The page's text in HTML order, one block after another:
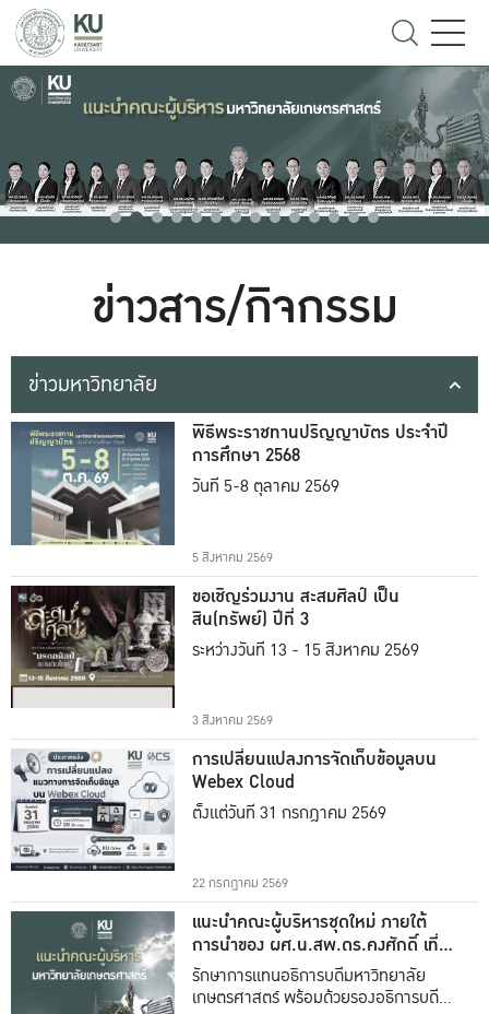
ข่าวสาร/กิจกรรม
ข่าวมหาวิทยาลัย
พิธีพระราชทานปริญญาบัตร ประจำปี
การศึกษา 2568
วันที่ 5-8 ตุลาคม 2569
5 สิงหาคม 2569
ขอเชิญร่วมงาน สะสมศิลป์ เป็น
สิน(ทรัพย์) ปีที่ 3
ระหว่างวันที่ 13 - 15 สิงหาคม 2569
3 สิงหาคม 2569
การเปลี่ยนแปลงการจัดเก็บข้อมูลบน
Webex Cloud
ตั้งแต่วันที่ 31 กรกฎาคม 2569
22 กรกฎาคม 2569
แนะนำคณะผู้บริหารชุดใหม่ ภายใต้
การนำของ ผศ.น.สพ.ดร.คงศักดิ์ เที่ยง
ธรรม
รักษาการแทนอธิการบดีมหาวิทยาลัย
เกษตรศาสตร์ พร้อมด้วยรองอธิการบดีทั้ง